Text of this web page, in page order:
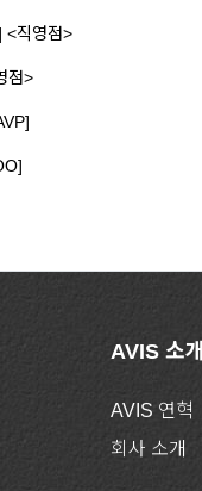
직영점>
점>
AVIS 소개
AVIS 연혁
회사 소개